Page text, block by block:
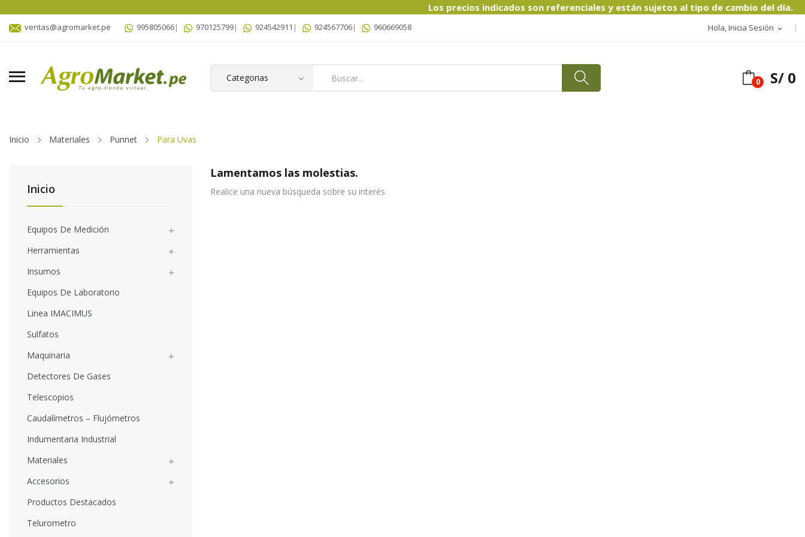
Los precios indicados son referenciales y están sujetos al tipo de cambio del día.
Hola, Inicia Sesión expand_more
ventas@agromarket.pe 995805066| 970125799| 924542911 | 924567706| 960669058
0 S/ 0
Inicio Materiales Punnet Para Uvas
Inicio
Equipos De Medición 
Herramientas 
Insumos 
Equipos De Laboratorio
Linea IMACIMUS
Sulfatos
Maquinaria

Detectores De Gases
Telescopios
Caudalímetros – Flujómetros
Indumentaria Industrial
Materiales

Accesorios 
Productos Destacados
Telurometro
Lamentamos las molestias.
Realice una nueva búsqueda sobre su interés